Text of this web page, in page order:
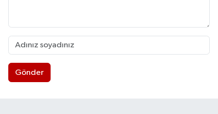
Gönder